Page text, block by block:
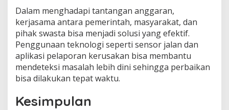
Dalam menghadapi tantangan anggaran,
kerjasama antara pemerintah, masyarakat, dan
pihak swasta bisa menjadi solusi yang efektif.
Penggunaan teknologi seperti sensor jalan dan
aplikasi pelaporan kerusakan bisa membantu
mendeteksi masalah lebih dini sehingga perbaikan
bisa dilakukan tepat waktu.
Kesimpulan